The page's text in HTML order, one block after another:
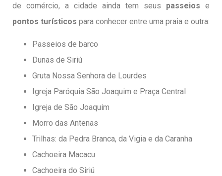
de comércio, a cidade ainda tem seus passeios e
pontos turísticos para conhecer entre uma praia e outra:
Passeios de barco
Dunas de Siriú
Gruta Nossa Senhora de Lourdes
Igreja Paróquia São Joaquim e Praça Central
Igreja de São Joaquim
Morro das Antenas
Trilhas: da Pedra Branca, da Vigia e da Caranha
Cachoeira Macacu
Cachoeira do Siriú